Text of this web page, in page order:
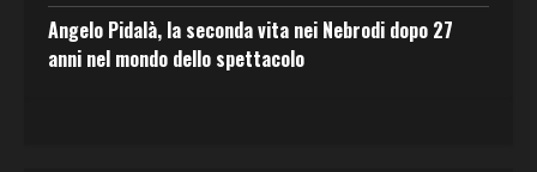
Angelo Pidalà, la seconda vita nei Nebrodi dopo 27
anni nel mondo dello spettacolo